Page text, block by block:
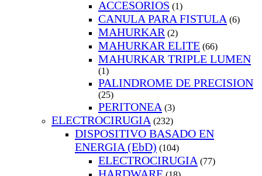
ACCESORIOS (1)
CANULA PARA FISTULA (6)
MAHURKAR (2)
MAHURKAR ELITE (66)
MAHURKAR TRIPLE LUMEN
(1)
PALINDROME DE PRECISION
(25)
PERITONEA (3)
ELECTROCIRUGIA (232)
DISPOSITIVO BASADO EN
ENERGIA (EbD) (104)
ELECTROCIRUGIA (77)